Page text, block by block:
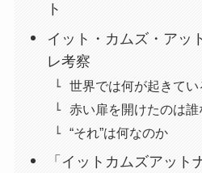
ト
イット・カムズ・ア
レ考察
世界では何が起きてい
赤い扉を開けたのは誰
“それ”は何なのか
「イットカムズアット